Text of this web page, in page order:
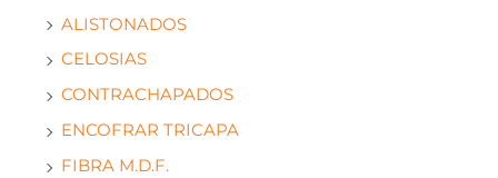
ALISTONADOS
CELOSIAS
CONTRACHAPADOS
ENCOFRAR TRICAPA
FIBRA M.D.F.